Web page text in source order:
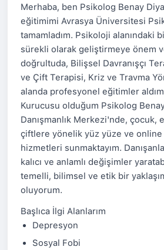
Merhaba, ben Psikolog Benay
eğitimimi Avrasya Üniversitesi
tamamladım. Psikoloji alanındaki
sürekli olarak geliştirmeye önem
doğrultuda, Bilişsel Davranışçı
ve Çift Terapisi, Kriz ve Travma
alanda profesyonel eğitimler
Kurucusu olduğum Psikolog
Danışmanlık Merkezi'nde, çocuk,
çiftlere yönelik yüz yüze ve
hizmetleri sunmaktayım.
kalıcı ve anlamlı değişimler
temelli, bilimsel ve etik bir
oluyorum.
Başlıca İlgi Alanlarım
Depresyon
Sosyal Fobi